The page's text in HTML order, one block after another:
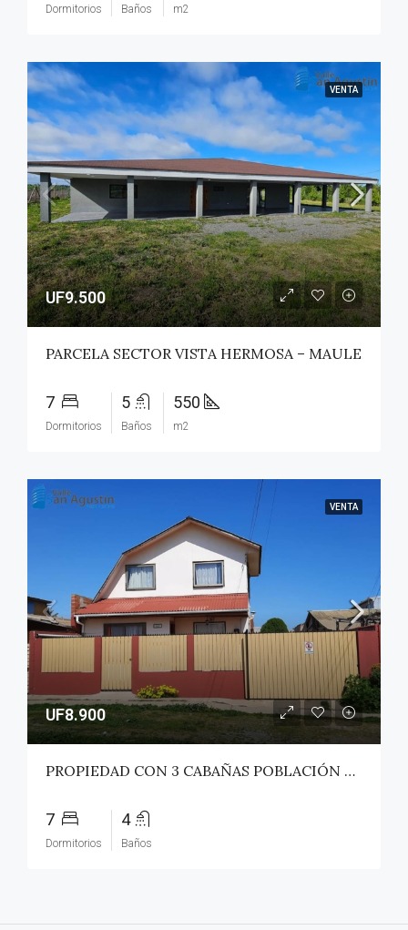
Dormitorios Baños m2
VENTA
UF9.500
PARCELA SECTOR VISTA HERMOSA – MAULE
7
Dormitorios
5
Baños
550
m2
VENTA
UF8.900
PROPIEDAD CON 3 CABAÑAS POBLACIÓN ROSS – PICHILEMU
7
Dormitorios
4
Baños